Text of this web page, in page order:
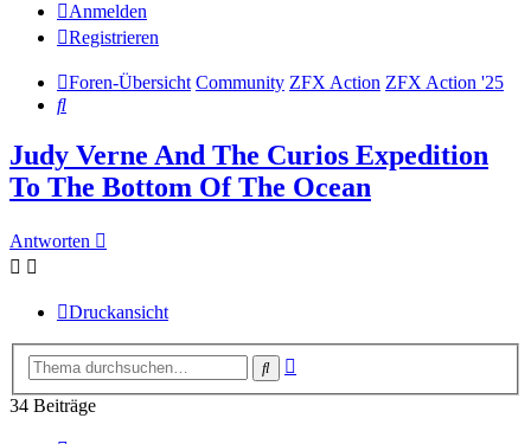
Anmelden
Registrieren
Foren-Übersicht Community ZFX Action ZFX Action '25
Suche
Judy Verne And The Curios Expedition
To The Bottom Of The Ocean
Antworten
Druckansicht
Suche
34 Beiträge